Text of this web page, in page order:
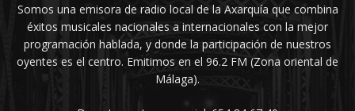
Somos una emisora de radio local de la Axarquía que combina
éxitos musicales nacionales a internacionales con la mejor
programación hablada, y donde la participación de nuestros
oyentes es el centro. Emitimos en el 96.2 FM (Zona oriental de
Málaga).